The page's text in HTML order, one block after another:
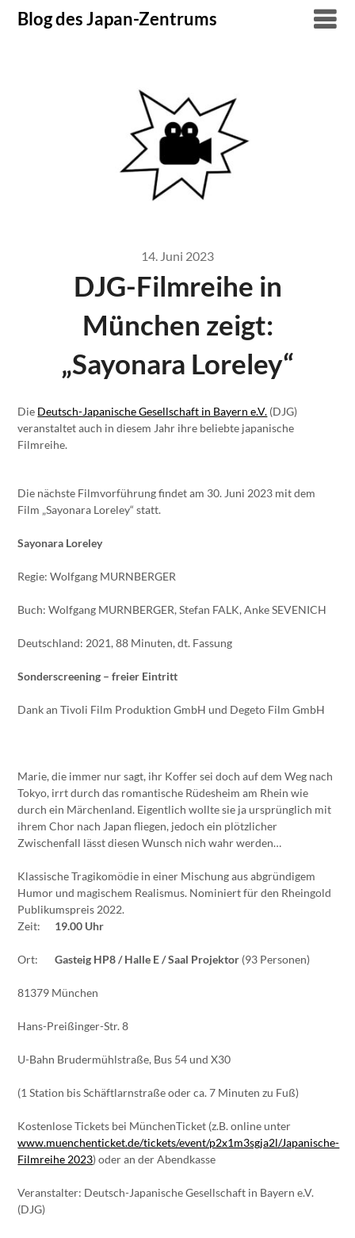
SkipBlog des Japan-Zentrums
14. Juni 2023
DJG-Filmreihe in
München zeigt:
„Sayonara Loreley“
Die Deutsch-Japanische Gesellschaft in Bayern e.V. (DJG)
veranstaltet auch in diesem Jahr ihre beliebte japanische
Filmreihe.
Die nächste Filmvorführung findet am 30. Juni 2023 mit dem
Film „Sayonara Loreley“ statt.
Sayonara Loreley
Regie: Wolfgang MURNBERGER
Buch: Wolfgang MURNBERGER, Stefan FALK, Anke SEVENICH
Deutschland: 2021, 88 Minuten, dt. Fassung
Sonderscreening – freier Eintritt
Dank an Tivoli Film Produktion GmbH und Degeto Film GmbH
Marie, die immer nur sagt, ihr Koffer sei doch auf dem Weg nach
Tokyo, irrt durch das romantische Rüdesheim am Rhein wie
durch ein Märchenland. Eigentlich wollte sie ja ursprünglich mit
ihrem Chor nach Japan fliegen, jedoch ein plötzlicher
Zwischenfall lässt diesen Wunsch nich wahr werden…
Klassische Tragikomödie in einer Mischung aus abgründigem
Humor und magischem Realismus. Nominiert für den Rheingold
Publikumspreis 2022.
Zeit: 19.00 Uhr
Ort:Gasteig HP8 / Halle E / Saal Projektor (93 Personen)
81379 München
Hans-Preißinger-Str. 8
U-Bahn Brudermühlstraße, Bus 54 und X30
(1 Station bis Schäftlarnstraße oder ca. 7 Minuten zu Fuß)
Kostenlose Tickets bei MünchenTicket (z.B. online unter
www.muenchenticket.de/tickets/event/p2x1m3sgja2l/Japanische-
Filmreihe 2023) oder an der Abendkasse
Veranstalter: Deutsch-Japanische Gesellschaft in Bayern e.V.
(DJG)